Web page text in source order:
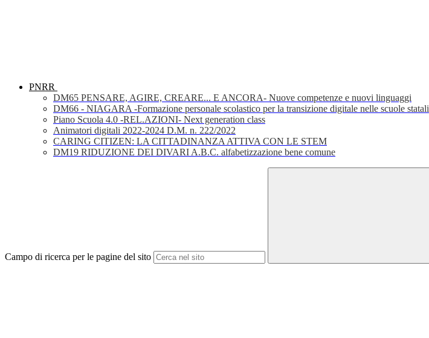
PNRR
DM65 PENSARE, AGIRE, CREARE... E ANCORA- Nuove competenze e nuovi linguaggi
DM66 - NIAGARA -Formazione personale scolastico per la transizione digitale nelle scuole statali
Piano Scuola 4.0 -REL.AZIONI- Next generation class
Animatori digitali 2022-2024 D.M. n. 222/2022
CARING CITIZEN: LA CITTADINANZA ATTIVA CON LE STEM
DM19 RIDUZIONE DEI DIVARI A.B.C. alfabetizzazione bene comune
Campo di ricerca per le pagine del sito